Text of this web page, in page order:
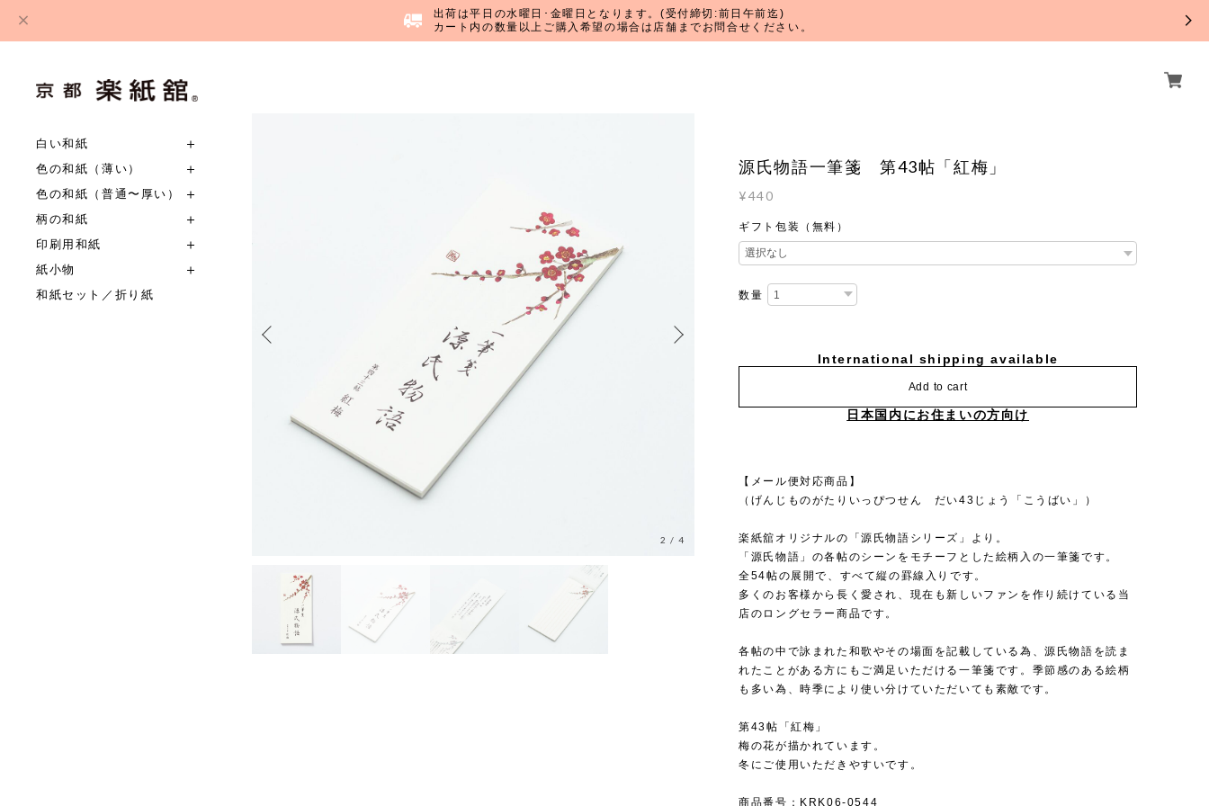
出荷は平日の水曜日･金曜日となります。(受付締切:前日午前迄)
カート内の数量以上ご購入希望の場合は店舗までお問合せください。
白い和紙
色の和紙（薄い）
色の和紙（普通〜厚い）
柄の和紙
印刷用和紙
紙小物
和紙セット／折り紙
2 /4
源氏物語一筆箋 第43帖「紅梅」
¥440
ギフト包装（無料）
数量
International shipping available
Add to cart
日本国内にお住まいの方向け
【メール便対応商品】
（げんじものがたりいっぴつせん だい43じょう「こうばい」）
楽紙舘オリジナルの「源氏物語シリーズ」より。
「源氏物語」の各帖のシーンをモチーフとした絵柄入の一筆箋です。
全54帖の展開で、すべて縦の罫線入りです。
多くのお客様から長く愛され、現在も新しいファンを作り続けている当
店のロングセラー商品です。
各帖の中で詠まれた和歌やその場面を記載している為、源氏物語を読ま
れたことがある方にもご満足いただける一筆箋です。季節感のある絵柄
も多い為、時季により使い分けていただいても素敵です。
第43帖「紅梅」
梅の花が描かれています。
冬にご使用いただきやすいです。
商品番号：KRK06-0544